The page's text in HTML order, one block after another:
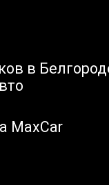
в
MaxCar